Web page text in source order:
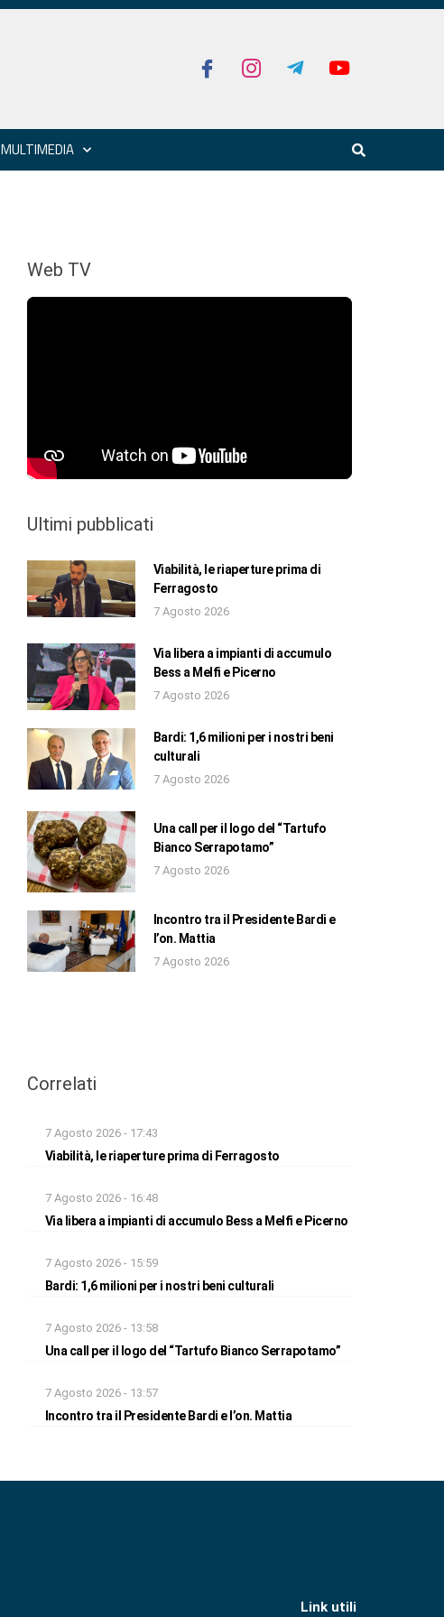
MULTIMEDIA
Web TV
Ultimi pubblicati
Viabilità, le riaperture prima di
Ferragosto
7 Agosto 2026
Via libera a impianti di accumulo
Bess a Melfi e Picerno
7 Agosto 2026
Bardi: 1,6 milioni per i nostri beni
culturali
7 Agosto 2026
Una call per il logo del “Tartufo
Bianco Serrapotamo”
7 Agosto 2026
Incontro tra il Presidente Bardi e
l’on. Mattia
7 Agosto 2026
Correlati
7 Agosto 2026 - 17:43
Viabilità, le riaperture prima di Ferragosto
7 Agosto 2026 - 16:48
Via libera a impianti di accumulo Bess a Melfi e Picerno
7 Agosto 2026 - 15:59
Bardi: 1,6 milioni per i nostri beni culturali
7 Agosto 2026 - 13:58
Una call per il logo del “Tartufo Bianco Serrapotamo”
7 Agosto 2026 - 13:57
Incontro tra il Presidente Bardi e l’on. Mattia
Link utili